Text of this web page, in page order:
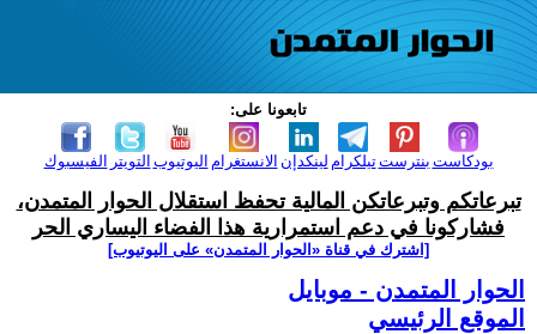
تابعونا على:
الفيسبوك التويتر اليوتيوب الانستغرام لينكدإن تيلكرامبنترست بودكاست
تبرعاتكم وتبرعاتكن المالية تحفظ استقلال الحوار المتمدن،
فشاركونا في دعم استمرارية هذا الفضاء اليساري الحر
[اشترك في قناة ‫«الحوار المتمدن» على اليوتيوب]
الحوار المتمدن - موبايل
الموقع الرئيسي